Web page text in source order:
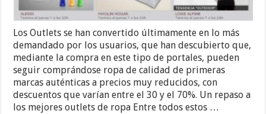
Los Outlets se han convertido últimamente en lo más
demandado por los usuarios, que han descubierto que,
mediante la compra en este tipo de portales, pueden
seguir comprándose ropa de calidad de primeras
marcas auténticas a precios muy reducidos, con
descuentos que varían entre el 30 y el 70%. Un repaso a
los mejores outlets de ropa Entre todos estos …